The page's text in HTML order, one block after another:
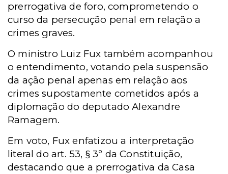
prerrogativa de foro, comprometendo o
curso da persecução penal em relação a
crimes graves.
O ministro Luiz Fux também acompanhou
o entendimento, votando pela suspensão
da ação penal apenas em relação aos
crimes supostamente cometidos após a
diplomação do deputado Alexandre
Ramagem.
Em voto, Fux enfatizou a interpretação
literal do art. 53, § 3º da Constituição,
destacando que a prerrogativa da Casa